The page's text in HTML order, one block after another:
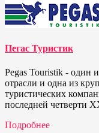
Пегас Туристик
Pegas Touristik - один
отрасли и одна из
туристических
последней четверти
Подробнее